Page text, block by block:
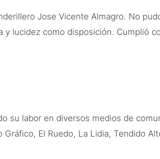
Jose Vicente Almagro. No
lucidez como disposición. Cumplió
su labor en diversos medios de
El Ruedo, La Lidia, Tendido